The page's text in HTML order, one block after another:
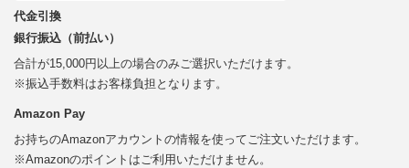
代金引換
銀行振込（前払い）
合計が15,000円以上の場合のみご選択いただけます。
※振込手数料はお客様負担となります。
Amazon Pay
お持ちのAmazonアカウントの情報を使ってご注文いただけます。
※Amazonのポイントはご利用いただけません。